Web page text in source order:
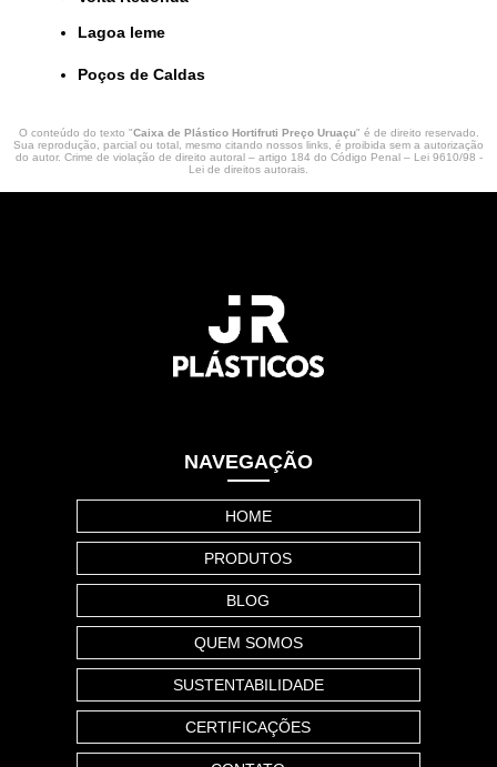
lagoa leme
Poços de Caldas
O conteúdo do texto "Caixa de Plástico Hortifruti Preço Uruaçu" é de direito reservado.
Sua reprodução, parcial ou total, mesmo citando nossos links, é proibida sem a autorização
do autor. Crime de violação de direito autoral – artigo 184 do Código Penal – Lei 9610/98 -
Lei de direitos autorais.
NAVEGAÇÃO
HOME
PRODUTOS
BLOG
QUEM SOMOS
SUSTENTABILIDADE
CERTIFICAÇÕES